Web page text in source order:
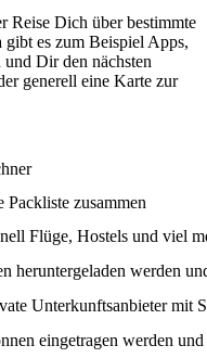
Reise Dich über bestimmte
es zum Beispiel Apps,
Dir den nächsten
generell eine Karte zur
Packliste zusammen
Flüge, Hostels und viel
heruntergeladen werden
Unterkunftsanbieter mit
eingetragen werden